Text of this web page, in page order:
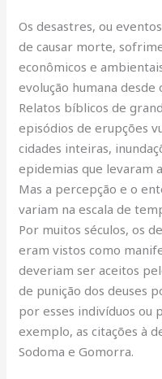
Os desastres, ou
de causar morte,
econômicos e
evolução humana
Relatos bíblicos de
episódios de erupções
cidades inteiras,
epidemias que levaram
Mas a percepção e o
variam na escala de
Por muitos séculos, os
eram vistos como
deveriam ser aceitos
de punição dos deuses
por esses indivíduos ou
exemplo, as citações à
Sodoma e Gomorra.